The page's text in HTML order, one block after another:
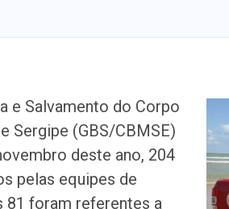
e Salvamento do Corpo
Sergipe (GBS/CBMSE)
deste ano, 204
pelas equipes de
81 foram referentes a